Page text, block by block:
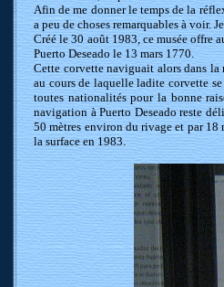
Afin de me donner le temps de la
a peu de choses remarquables à voir.
Créé le 30 août 1983, ce musée offre
Puerto Deseado le 13 mars 1770.
Cette corvette naviguait alors dans la
au cours de laquelle ladite corvette
toutes nationalités pour la bonne
navigation à Puerto Deseado reste
50 mètres environ du rivage et par 18
la surface en 1983.